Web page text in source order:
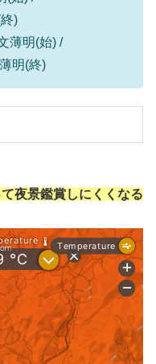
)
薄明(始) /
明(終)
夜景鑑賞しにくくなる